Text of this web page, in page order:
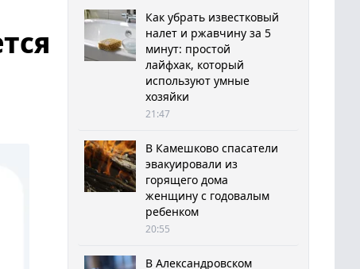
Как убрать известковый
налет и ржавчину за 5
минут: простой
лайфхак, который
используют умные
хозяйки
21:47
В Камешково спасатели
эвакуировали из
горящего дома
женщину с годовалым
ребенком
20:55
В Александровском